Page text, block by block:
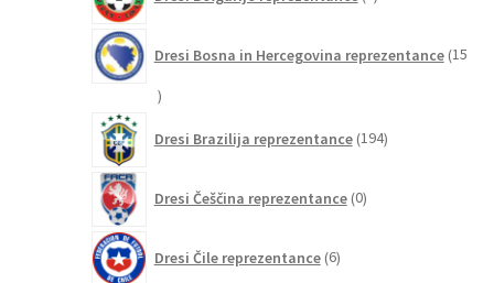
izdelkov
Dresi Bosna in Hercegovina reprezentance 15
15
Dresi Brazilija reprezentance 194izdelkov
Dresi Češčina reprezentance 0izdelkov
Dresi Čile reprezentance 6izdelkov